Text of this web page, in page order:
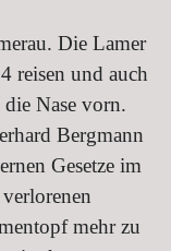
Die Lamer
reisen und auch
Nase vorn.
Bergmann
Gesetze im
mehr zu